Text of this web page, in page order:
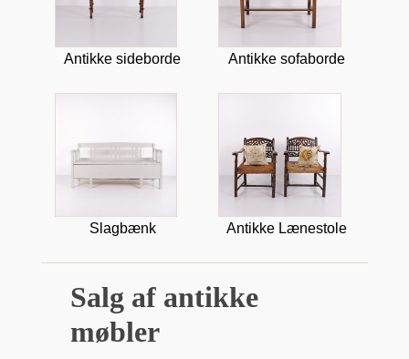
Antikke sideborde Antikke sofaborde
Slagbænk Antikke Lænestole
Salg af antikke
møbler